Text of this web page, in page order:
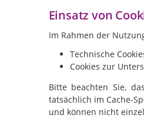
Einsatz von
Im Rahmen der
Technische
Cookies zur
Bitte beachten Sie,
tatsächlich im Cache-
und können nicht